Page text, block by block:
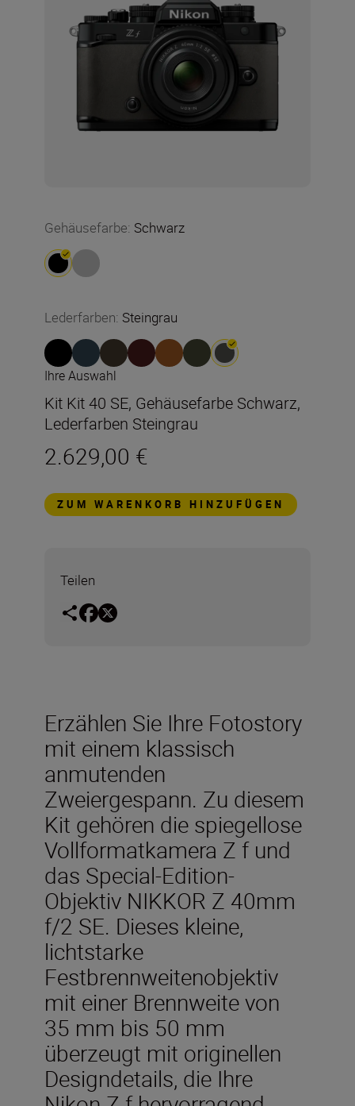
Gehäusefarbe: Schwarz
Lederfarben: Steingrau
Ihre Auswahl
Kit Kit 40 SE, Gehäusefarbe Schwarz,
Lederfarben Steingrau
2.629,00 €
ZUM WARENKORB HINZUFÜGEN
Teilen
Erzählen Sie Ihre Fotostory
mit einem klassisch
anmutenden
Zweiergespann. Zu diesem
Kit gehören die spiegellose
Vollformatkamera Z f und
das Special-Edition-
Objektiv NIKKOR Z 40mm
f/2 SE. Dieses kleine,
lichtstarke
Festbrennweitenobjektiv
mit einer Brennweite von
35 mm bis 50 mm
überzeugt mit originellen
Designdetails, die Ihre